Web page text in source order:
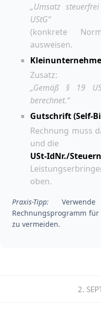
„Umsatz
UStG“
(konkrete
ausweisen.
Zusatz:
„Gemäß § 19
berechnet.“
Gutschrift (Self-
Rechnung muss
und die
USt-IdNr./
oben.
Praxis-Tipp:
Rechnungsprogramm
zu vermeiden.
2.